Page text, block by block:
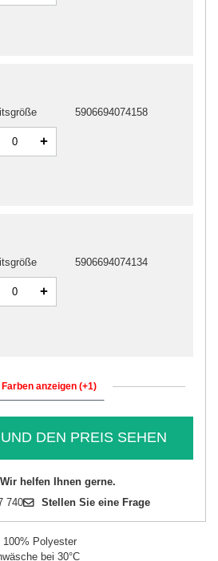
5906694074158
+
5906694074134
+
anzeigen (+1)
DEN PREIS SEHEN
helfen Ihnen gerne.
740 Stellen Sie eine Frage
100% Polyester
bei 30°C